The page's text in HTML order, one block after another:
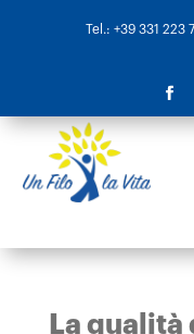
Tel.: +39 331 223
La